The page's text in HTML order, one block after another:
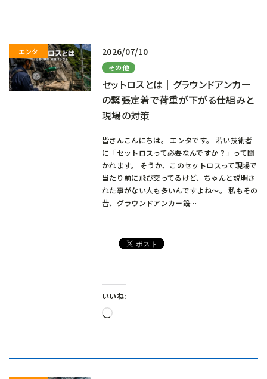
2026/07/10
その他
セットロスとは｜グラウンドアンカー
の緊張定着で荷重が下がる仕組みと
現場の対策
皆さんこんにちは。 エンタです。 若い技術者
に「セットロスって必要なんですか？」って聞
かれます。 そうか、このセットロスって現場で
当たり前に飛び交ってるけど、ちゃんと説明さ
れた事がない人も多いんですよね～。 私もその
昔、グラウンドアンカー設…
いいね:
読